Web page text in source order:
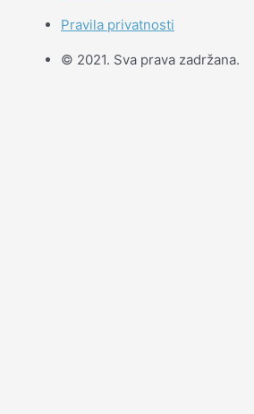
Pravila privatnosti
© 2021. Sva prava zadržana.